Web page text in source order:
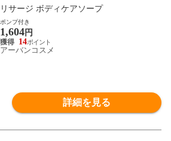
リサージ ボディケアソープ
ポンプ付き
1,604円
14
アーバンコスメ
詳細を見る